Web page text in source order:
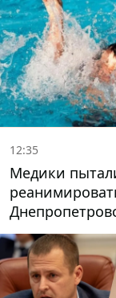
12:35
Медики
двухлетний
в бассейне